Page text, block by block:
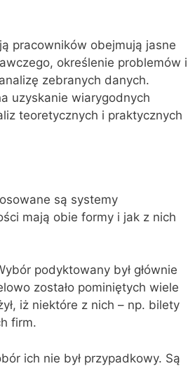
pracowników obejmują jasne
określenie problemów i
zebranych danych.
uzyskanie wiarygodnych
teoretycznych i praktycznych
są systemy
mają obie formy i jak z nich
podyktowany był głównie
zostało pominiętych wiele
iż niektóre z nich – np. bilety
firm.
ich nie był przypadkowy. Są